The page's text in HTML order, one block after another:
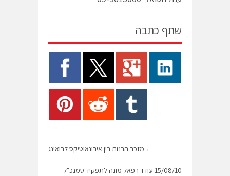
שתף כתבה
← מזכר הבנות בין אירונאוטיקס לבואינג
15/08/10 עודד רפאל מונה לתפקיד סמנכ"ל